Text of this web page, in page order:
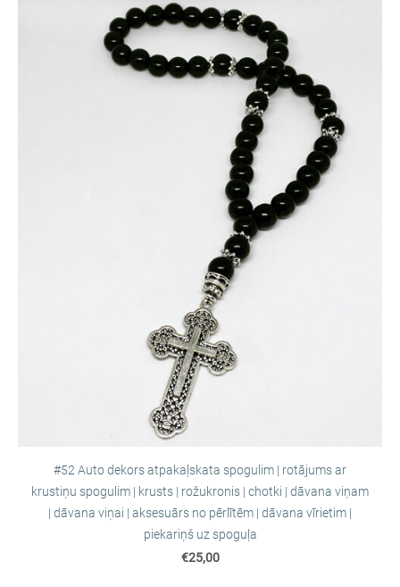
#52 Auto dekors atpakaļskata spogulim | rotājums ar
krustiņu spogulim | krusts | rožukronis | chotki | dāvana viņam
| dāvana viņai | aksesuārs no pērlītēm | dāvana vīrietim |
piekariņš uz spoguļa
€25,00